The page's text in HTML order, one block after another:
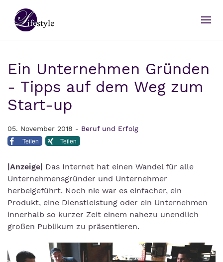
Ein Unternehmen Gründen
- Tipps auf dem Weg zum
Start-up
05. November 2018 - Beruf und Erfolg
Teilen Teilen
|Anzeige| Das Internet hat einen Wandel für alle
Unternehmensgründer und Unternehmer
herbeigeführt. Noch nie war es einfacher, ein
Produkt, eine Dienstleistung oder ein Unternehmen
innerhalb so kurzer Zeit einem nahezu unendlich
großen Publikum zu präsentieren.